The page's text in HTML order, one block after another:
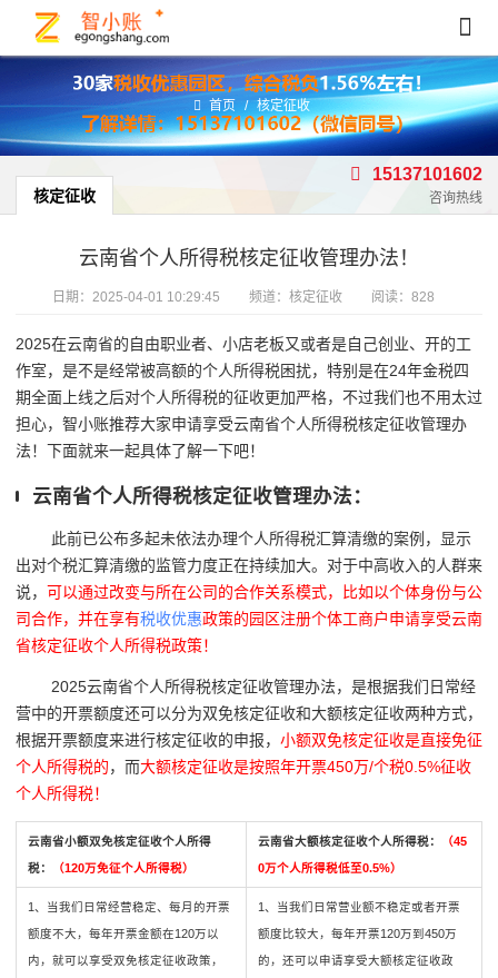
首页 / 核定征收
核定征收
15137101602
咨询热线
云南省个人所得税核定征收管理办法！
日期： 2025-04-01 10:29:45 频道： 核定征收 阅读：828
2025在云南省的自由职业者、小店老板又或者是自己创业、开的工
作室，是不是经常被高额的个人所得税困扰，特别是在24年金税四
期全面上线之后对个人所得税的征收更加严格，不过我们也不用太过
担心，智小账推荐大家申请享受云南省个人所得税核定征收管理办
法！下面就来一起具体了解一下吧！
云南省个人所得税核定征收管理办法：
此前已公布多起未依法办理个人所得税汇算清缴的案例，显示
出对个税汇算清缴的监管力度正在持续加大。对于中高收入的人群来
说， 可以通过改变与所在公司的合作关系模式，比如以个体身份与公
司合作，并在享有税收优惠政策的园区注册个体工商户申请享受云南
省核定征收个人所得税政策！
2025云南省个人所得税核定征收管理办法，是根据我们日常经
营中的开票额度还可以分为双免核定征收和大额核定征收两种方式，
根据开票额度来进行核定征收的申报， 小额双免核定征收是直接免征
个人所得税的，而大额核定征收是按照年开票450万/个税0.5%征收
个人所得税！
云南省小额双免核定征收个人所得
税：
（120万免征个人所得税）
云南省大额核定征收个人所得税：
（45
0万个人所得税低至0.5%）
1、当我们日常经营稳定、每月的开票
额度不大，每年开票金额在120万以
内，就可以享受双免核定征收政策，
1、当我们日常营业额不稳定或者开票
额度比较大，每年开票120万到450万
的，还可以申请享受大额核定征收政